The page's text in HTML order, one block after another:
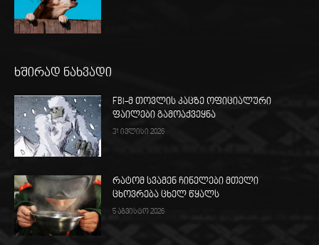
ხშირად ნახვადი
FBI-მ თოვლის კაცზე ოფიციალური
ფაილები გამოაქვეყნა
31 ივლისი 2026
რატომ სვამენ ჩინელები მთელი
ცხოვრება ცხელ წყალს
5 აგვისტო 2026